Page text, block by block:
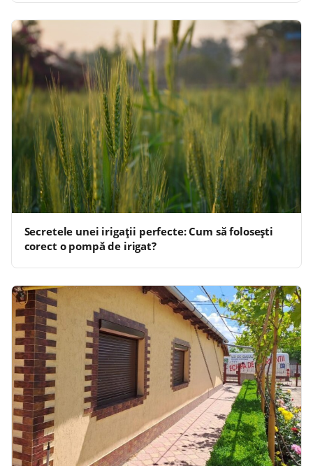
Secretele unei irigații perfecte: Cum să folosești
corect o pompă de irigat?